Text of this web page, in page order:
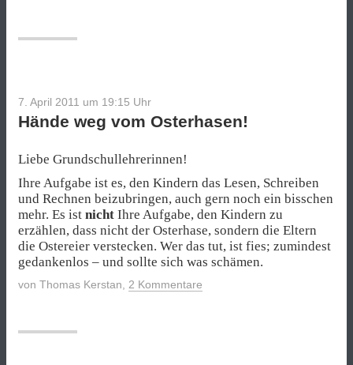
7. April 2011 um 19:15 Uhr
Hände weg vom Osterhasen!
Liebe Grundschullehrerinnen!
Ihre Aufgabe ist es, den Kindern das Lesen, Schreiben
und Rechnen beizubringen, auch gern noch ein bisschen
mehr. Es ist nicht Ihre Aufgabe, den Kindern zu
erzählen, dass nicht der Osterhase, sondern die Eltern
die Ostereier verstecken. Wer das tut, ist fies; zumindest
gedankenlos – und sollte sich was schämen.
von Thomas Kerstan 2 Kommentare